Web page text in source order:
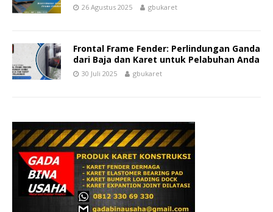
26 Agustus 2025 gbukaret
Frontal Frame Fender: Perlindungan Ganda
dari Baja dan Karet untuk Pelabuhan Anda
30 Juli 2025 gbukaret